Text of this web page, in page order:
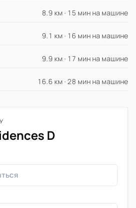
8.9 км · 15 мин на машине
9.1 км · 16 мин на машине
9.9 км · 17 мин на машине
16.6 км · 28 мин на машине
D